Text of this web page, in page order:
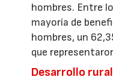
hombres. Entre
mayoría de
hombres, un
que
Desarrollo rural